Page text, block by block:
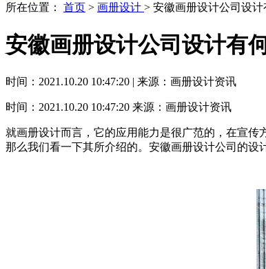
所在位置： 首页 > 画册设计 > 安徽画册设计公司设
安徽画册设计公司设计有
时间：2021.10.20 10:47:20 | 来源：画册设计资讯
时间：2021.10.20 10:47:20 来源：画册设计资讯
就画册设计而言，它的应用能力是很广范的，在宣传
那么我们看一下其所介绍的。安徽画册设计公司的设